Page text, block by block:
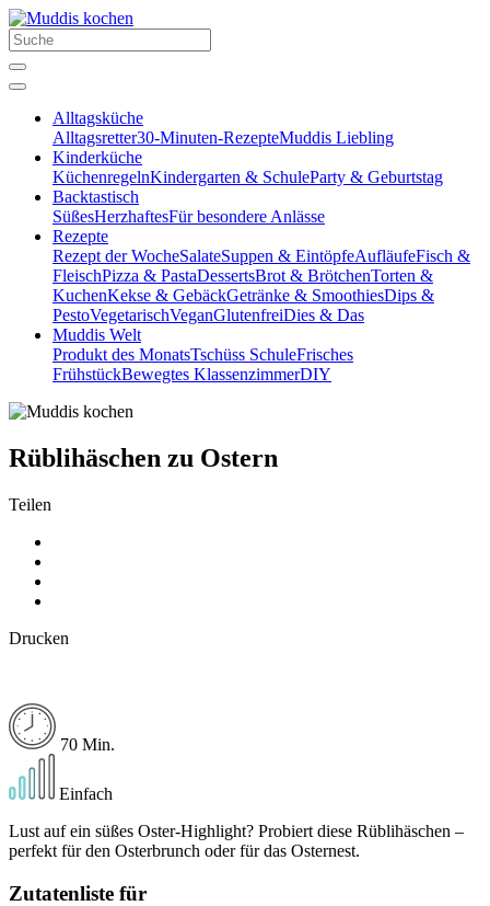
Alltagsküche
Alltagsretter30-Minuten-RezepteMuddis Liebling
Kinderküche
KüchenregelnKindergarten & SchuleParty & Geburtstag
Backtastisch
SüßesHerzhaftesFür besondere Anlässe
Rezepte
Rezept der WocheSalateSuppen & EintöpfeAufläufeFisch &
FleischPizza & PastaDessertsBrot & BrötchenTorten &
KuchenKekse & GebäckGetränke & SmoothiesDips &
PestoVegetarischVeganGlutenfreiDies & Das
Muddis Welt
Produkt des MonatsTschüss SchuleFrisches
FrühstückBewegtes KlassenzimmerDIY
Rüblihäschen zu Ostern
Teilen
Drucken
70 Min.
Einfach
Lust auf ein süßes Oster-Highlight? Probiert diese Rüblihäschen –
perfekt für den Osterbrunch oder für das Osternest.
Zutatenliste für